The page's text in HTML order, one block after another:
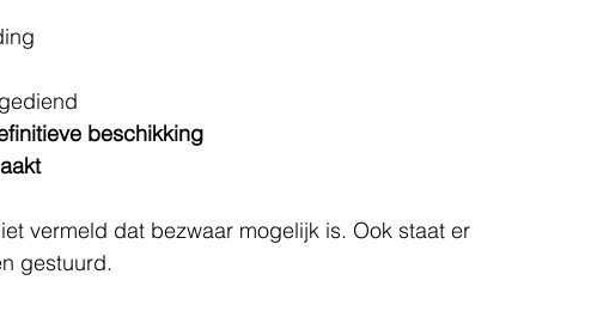
beschikking
vermeld dat bezwaar mogelijk is. Ook staat er
gestuurd.